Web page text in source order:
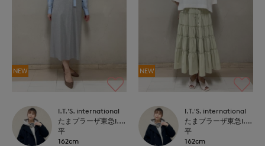
NEW
I.T.'S. international
たまプラーザ東急I.T.'S.international
平
162cm
NEW
I.T.'S. international
たまプラーザ東急I.T.'S.international
平
162cm